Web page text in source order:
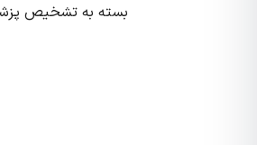
بسته به تشخیص پزشک